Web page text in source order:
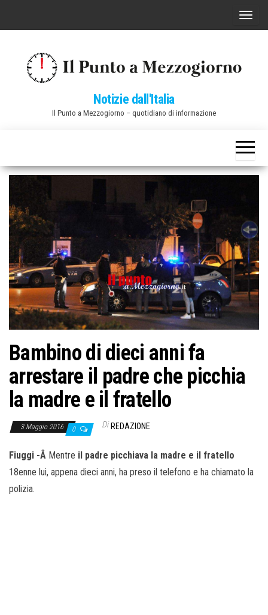
C
a
v
a
z
i
o
e
Notizie dall'Italia
Il Punto a Mezzogiorno – quotidiano di informazione
Bambino di dieci anni fa
arrestare il padre che picchia
la madre e il fratello
3 Maggio 2016 0 Di REDAZIONE
Fiuggi -Â Mentre il padre picchiava la madre e il fratello
18enne lui, appena dieci anni, ha preso il telefono e ha chiamato la
polizia.